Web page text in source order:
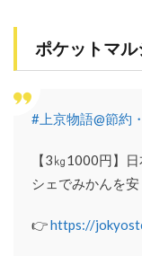
5.2
2. 生
産者
ニケ
ョン
がと
れる
3. 国
ポケットマ
#上京物語@節約
【3㎏1000円】
シェ でみかんを
👉https://